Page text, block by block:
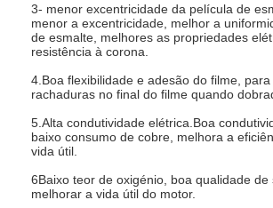
3- menor excentricidade da película de
menor a excentricidade, melhor a
de esmalte, melhores as propriedades
resistência à corona.
4.Boa flexibilidade e adesão do filme,
rachaduras no final do filme quando
5.Alta condutividade elétrica.Boa
baixo consumo de cobre, melhora a
vida útil.
6Baixo teor de oxigénio, boa qualidade
melhorar a vida útil do motor.